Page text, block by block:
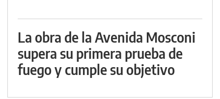
La obra de la Avenida Mosconi
supera su primera prueba de
fuego y cumple su objetivo